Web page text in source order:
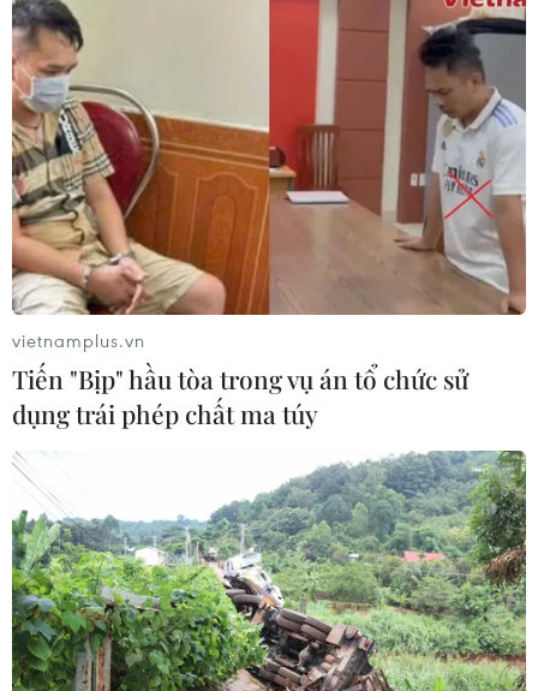
TIN CÙNG CHUYÊN MỤC
Đắk Lắk bảo đảm điều kiện học tập
cho học sinh vùng biên
07/08/2026 07:35
Cơ cấu, số lượng, chế độ với hiệu
vietnamplus.vn
Tiến "Bịp" hầu tòa trong vụ án tổ chức sử
dụng trái phép chất ma túy